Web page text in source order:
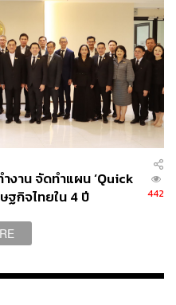
ำงาน จัดทำแผน ‘Quick
ฐกิจไทยใน 4 ปี
442